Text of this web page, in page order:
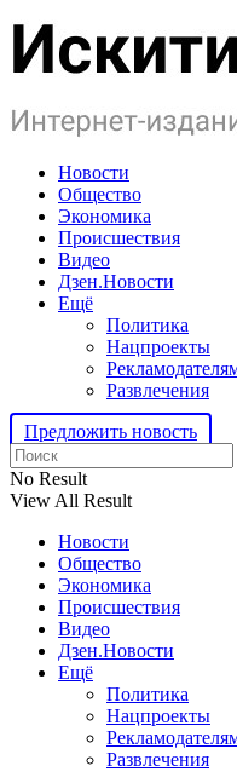
Новости
Общество
Экономика
Происшествия
Видео
Дзен.Новости
Ещё
Политика
Нацпроекты
Развлечения
Предложить новость
No Result
View All Result
Новости
Общество
Экономика
Происшествия
Видео
Дзен.Новости
Ещё
Политика
Нацпроекты
Развлечения